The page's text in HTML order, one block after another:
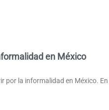
en México
por la informalidad en México.